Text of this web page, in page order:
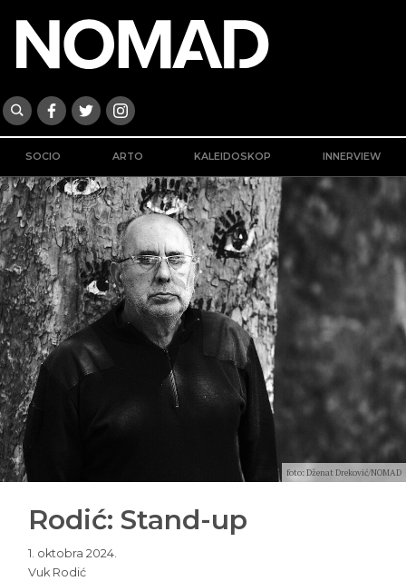
SOCIO ARTO KALEIDOSKOP INNERVIEW
foto: Dženat Dreković/NOMAD
Rodić: Stand-up
1. oktobra 2024.
Vuk Rodić